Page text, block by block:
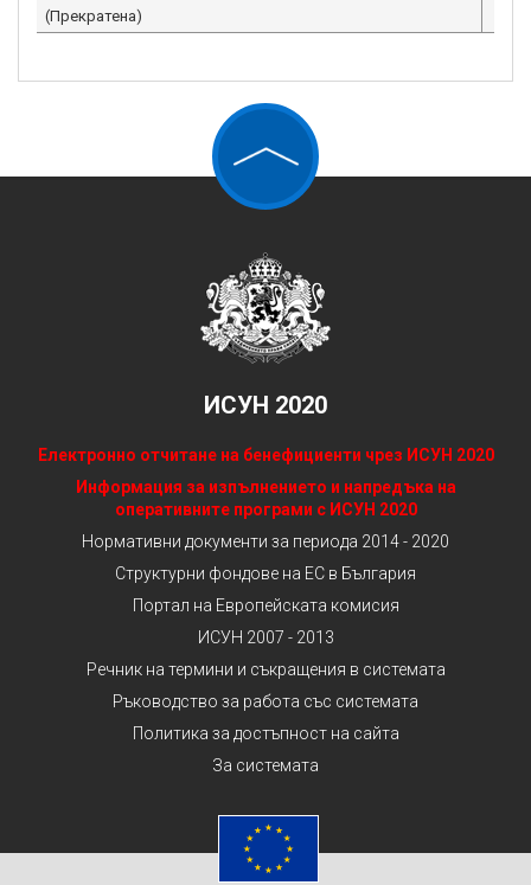
(Прекратена)
ИСУН 2020
Електронно отчитане на бенефициенти чрез ИСУН 2020
Информация за изпълнението и напредъка на
оперативните програми с ИСУН 2020
Нормативни документи за периода 2014 - 2020
Структурни фондове на ЕС в България
Портал на Европейската комисия
ИСУН 2007 - 2013
Речник на термини и съкращения в системата
Ръководство за работа със системата
Политика за достъпност на сайта
За системата